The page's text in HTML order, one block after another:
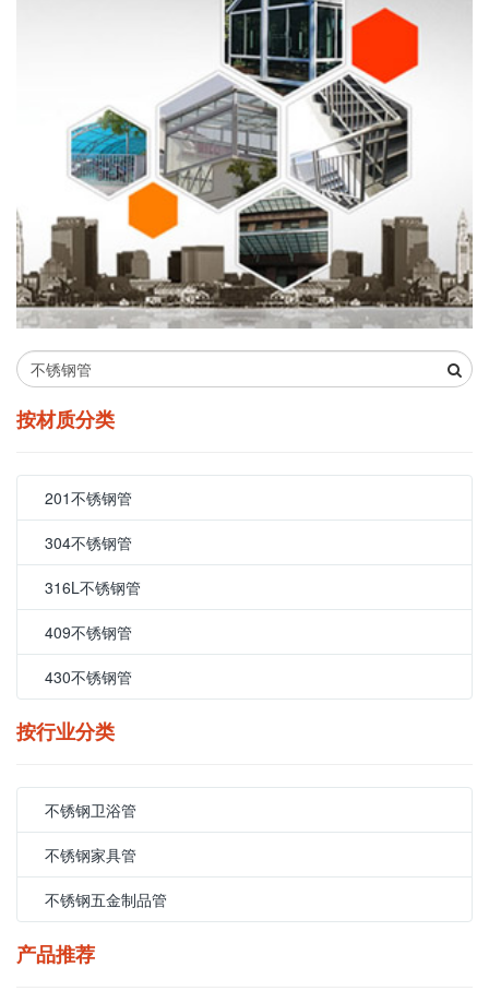
按材质分类
201不锈钢管
304不锈钢管
316L不锈钢管
409不锈钢管
430不锈钢管
按行业分类
不锈钢卫浴管
不锈钢家具管
不锈钢五金制品管
产品推荐